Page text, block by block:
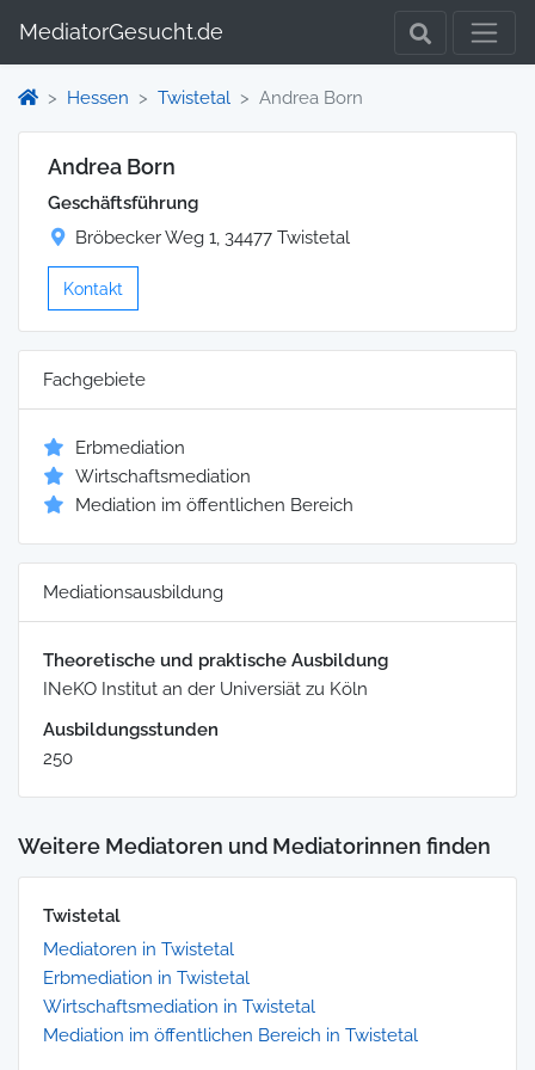
MediatorGesucht.de
Hessen Twistetal Andrea Born
Andrea Born
Geschäftsführung
Bröbecker Weg 1, 34477 Twistetal
Kontakt
Fachgebiete
Erbmediation
Wirtschaftsmediation
Mediation im öffentlichen Bereich
Mediationsausbildung
Theoretische und praktische Ausbildung
INeKO Institut an der Universiät zu Köln
Ausbildungsstunden
250
Weitere Mediatoren und Mediatorinnen finden
Twistetal
Mediatoren in Twistetal
Erbmediation in Twistetal
Wirtschaftsmediation in Twistetal
Mediation im öffentlichen Bereich in Twistetal